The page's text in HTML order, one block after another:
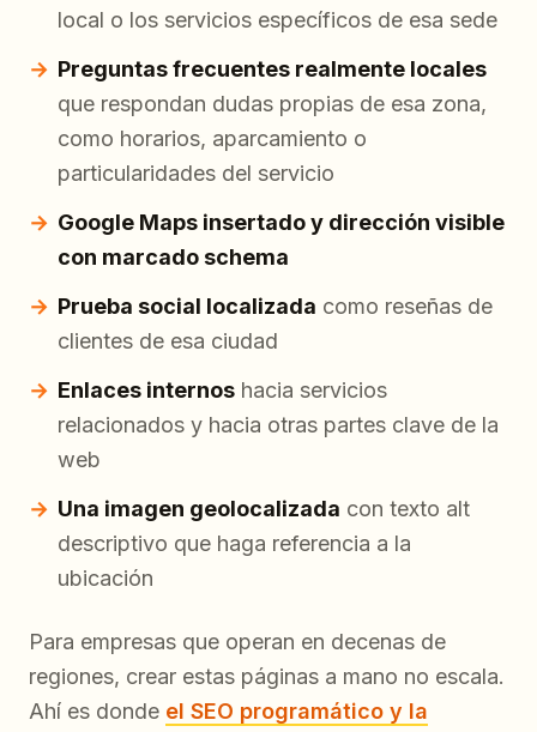
local o los servicios específicos de esa sede
Preguntas frecuentes realmente locales
que respondan dudas propias de esa zona,
como horarios, aparcamiento o
particularidades del servicio
Google Maps insertado y dirección visible
con marcado schema
Prueba social localizada como reseñas de
clientes de esa ciudad
Enlaces internos hacia servicios
relacionados y hacia otras partes clave de la
web
Una imagen geolocalizada con texto alt
descriptivo que haga referencia a la
ubicación
Para empresas que operan en decenas de
regiones, crear estas páginas a mano no escala.
Ahí es donde el SEO programático y la